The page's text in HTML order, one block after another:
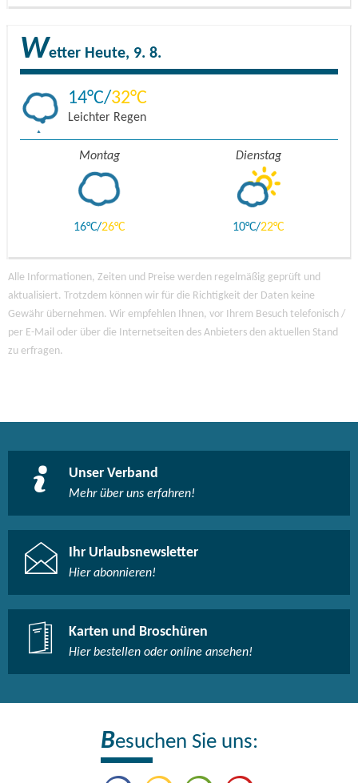
Wetter Heute, 9. 8.
14 32
Leichter Regen
Montag
16 26
Dienstag
10 22
Alle Informationen, Zeiten und Preise werden regelmäßig geprüft und
aktualisiert. Trotzdem können wir für die Richtigkeit der Daten keine
Gewähr übernehmen. Wir empfehlen Ihnen, vor Ihrem Besuch telefonisch /
per E-Mail oder über die Internetseiten des Anbieters den aktuellen Stand
zu erfragen.
Unser Verband
Mehr über uns erfahren!
Ihr Urlaubsnewsletter
Hier abonnieren!
Karten und Broschüren
Hier bestellen oder online ansehen!
Besuchen Sie uns: